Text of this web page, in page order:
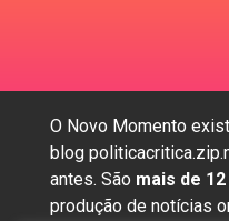
O Novo Momento
blog
antes. São mais de
produção de notícias